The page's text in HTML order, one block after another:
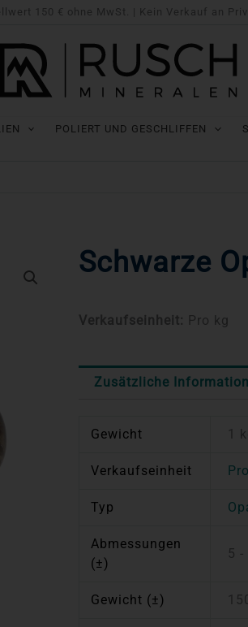
150 € ohne MwSt. | Kein Verkauf an
POLIERT UND GESCHLIFFEN
Schwarze
Verkaufseinheit: Pro kg
Zusätzliche
Gewicht 1
Verkaufseinheit
Typ
Abmessungen
(±)
5 -
Gewicht (±)